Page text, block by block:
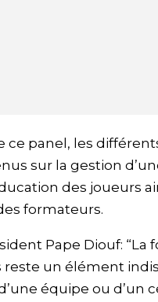
ce panel, les
sur la gestion
des joueurs
formateurs.
Pape Diouf: “La
un élément
équipe ou d’un